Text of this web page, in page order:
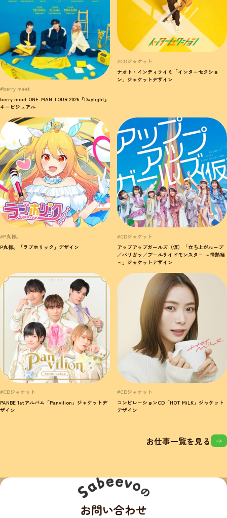
#berry meet
berry meet ONE-MAN TOUR 2026『Daylight』
キービジュアル
#CDジャケット
ナオト・インティライミ「インターセクショ
ン」ジャケットデザイン
#P丸様。
P丸様。「ラブホリック」デザイン
#CDジャケット
アップアップガールズ（仮）「立ち上がループ
／パリガッ／プールサイドモンスター ～情熱編
～」ジャケットデザイン
#CDジャケット
PANBE 1stアルバム「Panvilion」ジャケットデ
ザイン
#CDジャケット
コンピレーションCD「HOT MiLK」ジャケット
デザイン
お仕事一覧を見る
お問い合わせ